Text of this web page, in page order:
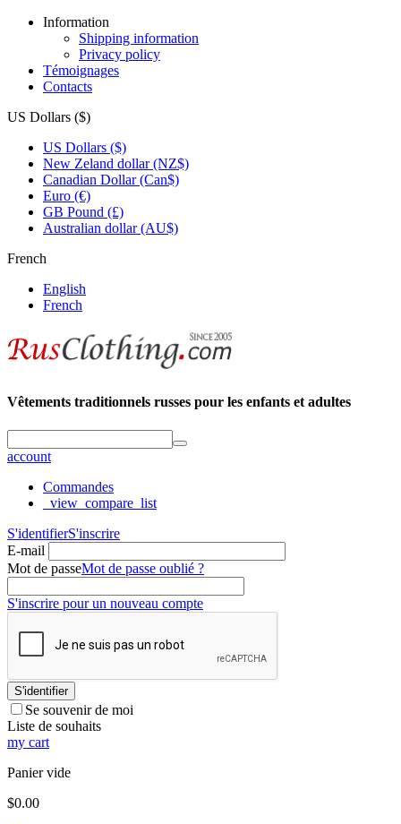
Information
Shipping information
Privacy policy
Témoignages
Contacts
US Dollars ($)
US Dollars ($)
New Zeland dollar (NZ$)
Canadian Dollar (Can$)
Euro (€)
GB Pound (£)
Australian dollar (AU$)
French
English
French
Vêtements traditionnels russes pour les enfants et adultes
account
Commandes
_view_compare_list
S'identifierS'inscrire
E-mail
Mot de passeMot de passe oublié ?
S'inscrire pour un nouveau compte
S'identifier
Se souvenir de moi
Liste de souhaits
my cart
Panier vide
$0.00